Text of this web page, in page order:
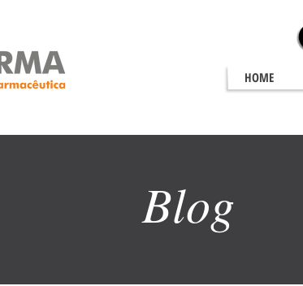
HOME
Blog
Blog